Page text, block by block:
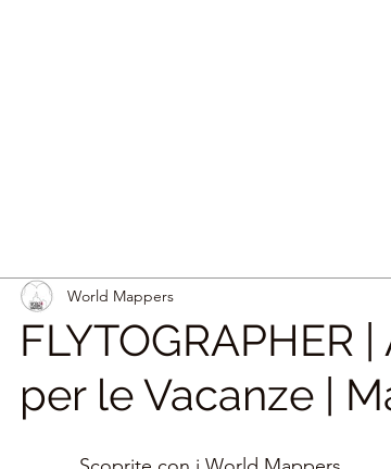
FLYTOGRAPHER
per le Vacanze |
World Mappers